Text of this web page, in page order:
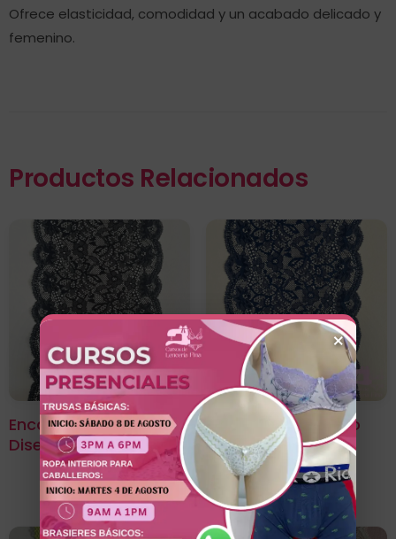
Ofrece elasticidad, comodidad y un acabado delicado y
femenino.
Productos Relacionados
Encaje Color Entero
Diseño Clavel Negro
Encaje Color Entero
Diseño Clavel Azul
Noche
×